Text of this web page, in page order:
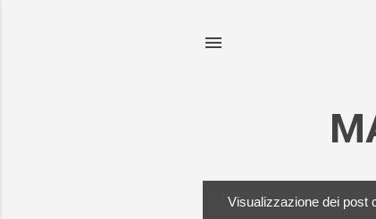
Visualizzazione dei post